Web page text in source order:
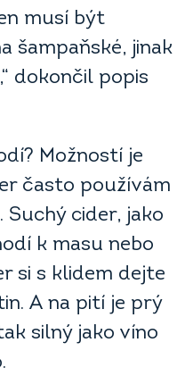
musí být
šampaňské, jinak
dokončil popis
Možností je
často používám
Suchý cider, jako
k masu nebo
si s klidem dejte
A na pití je prý
silný jako víno